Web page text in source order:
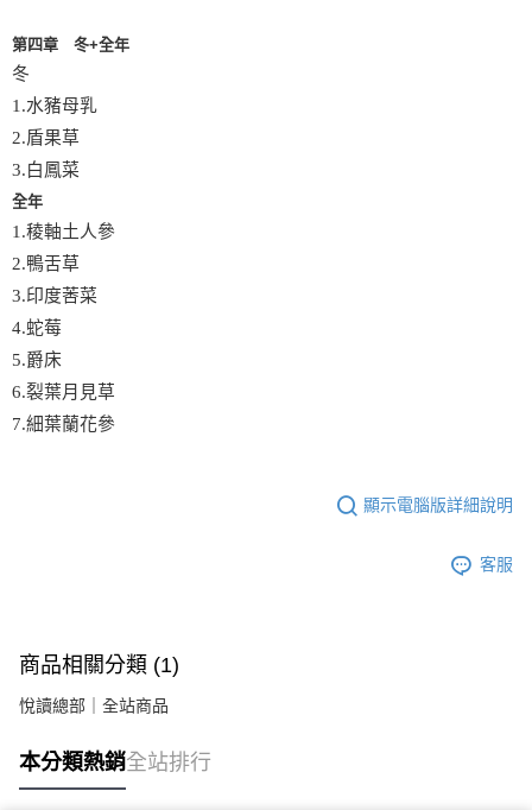
第四章 冬+全年
冬
1.水豬母乳
2.盾果草
3.白鳳菜
全年
1.稜軸土人參
2.鴨舌草
3.印度莕菜
4.蛇莓
5.爵床
6.裂葉月見草
7.細葉蘭花參
顯示電腦版詳細說明
客服
商品相關分類 (1)
悅讀總部｜全站商品
本分類熱銷全站排行